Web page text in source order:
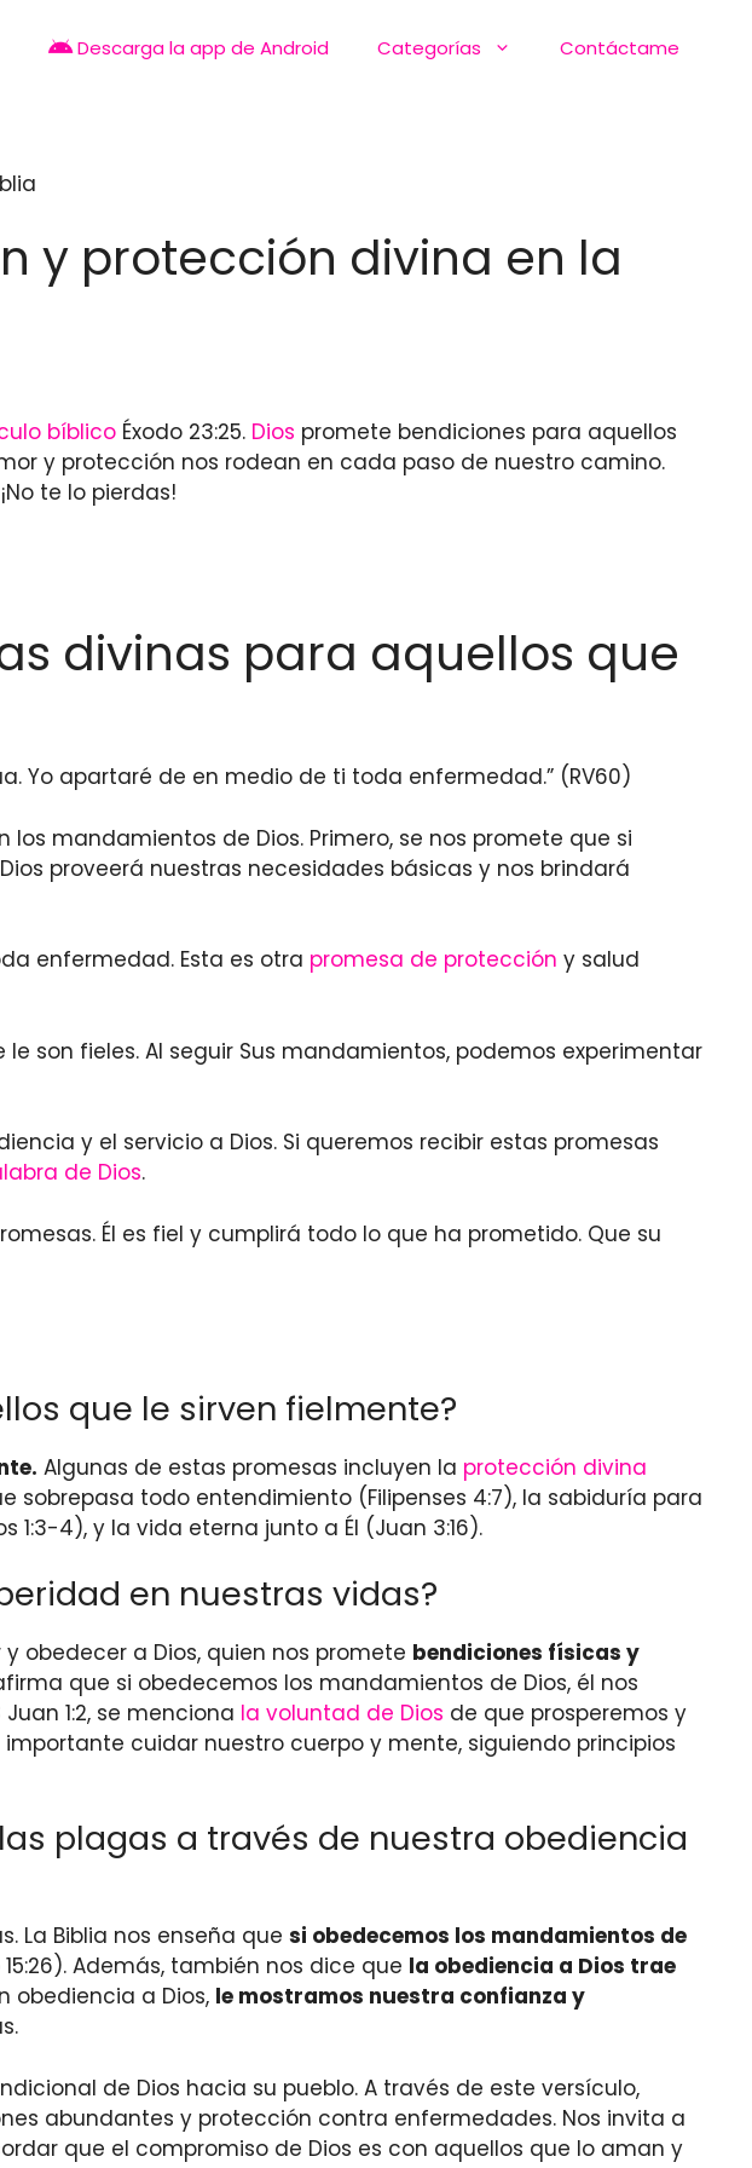
Descarga la app de Android Categorías Contáctame
y protección divina en la
bíblico Éxodo 23:25. Dios promete bendiciones para aquellos
y protección nos rodean en cada paso de nuestro camino.
te lo pierdas!
divinas para aquellos que
Yo apartaré de en medio de ti toda enfermedad.” (RV60)
mandamientos de Dios. Primero, se nos promete que si
proveerá nuestras necesidades básicas y nos brindará
enfermedad. Esta es otra promesa de protección y salud
son fieles. Al seguir Sus mandamientos, podemos experimentar
y el servicio a Dios. Si queremos recibir estas promesas
de Dios.
Él es fiel y cumplirá todo lo que ha prometido. Que su
que le sirven fielmente?
Algunas de estas promesas incluyen la protección divina
sobrepasa todo entendimiento (Filipenses 4:7), la sabiduría para
4), y la vida eterna junto a Él (Juan 3:16).
en nuestras vidas?
obedecer a Dios, quien nos promete bendiciones físicas y
que si obedecemos los mandamientos de Dios, él nos
1:2, se menciona la voluntad de Dios de que prosperemos y
cuidar nuestro cuerpo y mente, siguiendo principios
plagas a través de nuestra obediencia
La Biblia nos enseña que si obedecemos los mandamientos de
15:26). Además, también nos dice que la obediencia a Dios trae
obediencia a Dios, le mostramos nuestra confianza y
de Dios hacia su pueblo. A través de este versículo,
abundantes y protección contra enfermedades. Nos invita a
que el compromiso de Dios es con aquellos que lo aman y